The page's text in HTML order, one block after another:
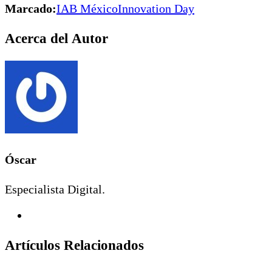
Marcado:IAB MéxicoInnovation Day
Acerca del Autor
Óscar
Especialista Digital.
Artículos Relacionados